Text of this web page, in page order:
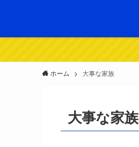
ホーム 大事な家族
大事な家族